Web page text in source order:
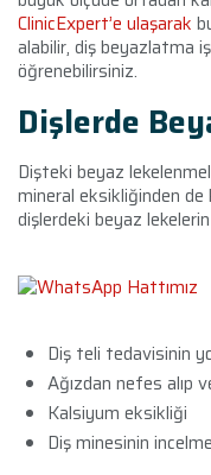
ClinicExpert’e ulaşarak
alabilir, diş beyazlatma
öğrenebilirsiniz.
Dişlerde
Dişteki beyaz
mineral eksikliğinden de
dişlerdeki beyaz
Diş teli tedavisinin
Ağızdan nefes alıp
Kalsiyum eksikliği
Diş minesinin